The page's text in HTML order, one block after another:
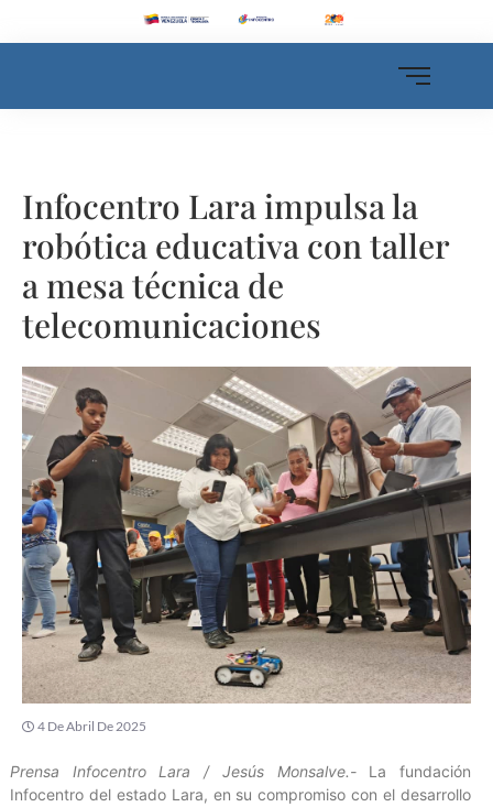
Infocentro Lara impulsa la
robótica educativa con taller
a mesa técnica de
telecomunicaciones
4 De Abril De 2025
Prensa Infocentro Lara / Jesús Monsalve.-La fundación
Infocentro del estado Lara, en su compromiso con el desarrollo